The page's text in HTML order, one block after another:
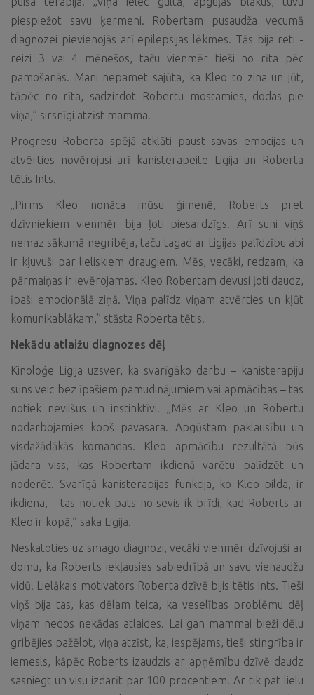
piespiežot savu ķermeni. Robertam pusaudža vecumā
diagnozei pievienojās arī epilepsijas lēkmes. Tās bija reti -
reizi 3 vai 4 mēnešos, taču vienmēr tieši no rīta pēc
pamošanās. Mani nepamet sajūta, ka Kleo to zina un jūt,
tāpēc no rīta, sadzirdot Robertu mostamies, dodas pie
viņa,” sirsnīgi atzīst mamma.
Progresu Roberta spējā atklāti paust savas emocijas un
atvērties novērojusi arī kanisterapeite Ligija un Roberta
tētis Ints.
„Pirms Kleo nonāca mūsu ģimenē, Roberts pret
dzīvniekiem vienmēr bija ļoti piesardzīgs. Arī suni viņš
nemaz sākumā negribēja, taču tagad ar Ligijas palīdzību abi
ir kļuvuši par lieliskiem draugiem. Mēs, vecāki, redzam, ka
pārmaiņas ir ievērojamas. Kleo Robertam devusi ļoti daudz,
īpaši emocionālā ziņā. Viņa palīdz viņam atvērties un kļūt
komunikablākam,” stāsta Roberta tētis.
Nekādu atlaižu diagnozes dēļ
Kinoloģe Ligija uzsver, ka svarīgāko darbu – kanisterapiju
suns veic bez īpašiem pamudinājumiem vai apmācības – tas
notiek nevilšus un instinktīvi. „Mēs ar Kleo un Robertu
nodarbojamies kopš pavasara. Apgūstam paklausību un
visdažādākās komandas. Kleo apmācību rezultātā būs
jādara viss, kas Robertam ikdienā varētu palīdzēt un
noderēt. Svarīgā kanisterapijas funkcija, ko Kleo pilda, ir
ikdiena, - tas notiek pats no sevis ik brīdi, kad Roberts ar
Kleo ir kopā,” saka Ligija.
Neskatoties uz smago diagnozi, vecāki vienmēr dzīvojuši ar
domu, ka Roberts iekļausies sabiedrībā un savu vienaudžu
vidū. Lielākais motivators Roberta dzīvē bijis tētis Ints. Tieši
viņš bija tas, kas dēlam teica, ka veselības problēmu dēļ
viņam nedos nekādas atlaides. Lai gan mammai bieži dēlu
gribējies pažēlot, viņa atzīst, ka, iespējams, tieši stingrība ir
iemesls, kāpēc Roberts izaudzis ar apņēmību dzīvē daudz
sasniegt un visu izdarīt par 100 procentiem. Ar tik pat lielu